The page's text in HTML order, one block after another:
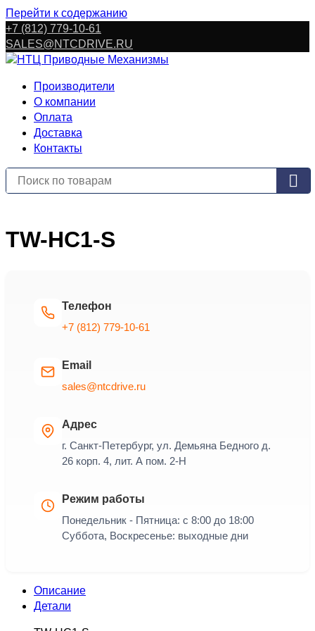
Перейти к содержанию
+7 (812) 779-10-61
SALES@NTCDRIVE.RU
Производители
О компании
Оплата
Доставка
Контакты
TW-HC1-S
Телефон
+7 (812) 779-10-61
Email
sales@ntcdrive.ru
Адрес
г. Санкт-Петербург, ул. Демьяна Бедного д.
26 корп. 4, лит. А пом. 2-Н
Режим работы
Понедельник - Пятница: с 8:00 до 18:00
Суббота, Воскресенье: выходные дни
Описание
Детали